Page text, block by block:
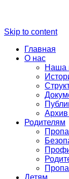
Skip to content
Главная
О нас
Наша
Архив
Родителям
Детям